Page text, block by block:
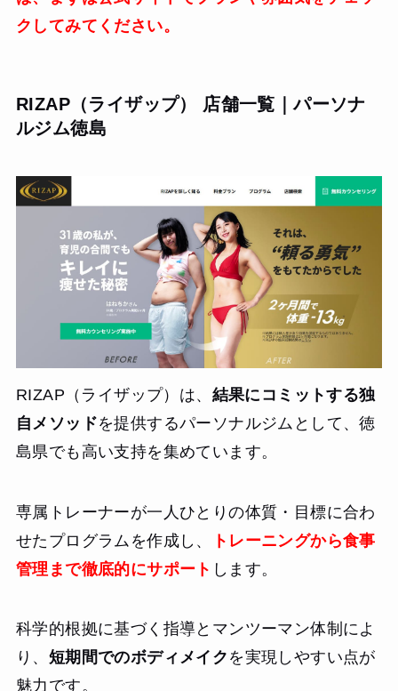
クしてみてください。
RIZAP（ライザップ） 店舗一覧｜パーソナ
ルジム徳島
RIZAP（ライザップ）は、 結果にコミットする独
自メソッドを提供するパーソナルジムとして、徳
島県でも高い支持を集めています。
専属トレーナーが一人ひとりの体質・目標に合わ
せたプログラムを作成し、
トレーニングから食事
管理まで徹底的にサポート します。
科学的根拠に基づく指導とマンツーマン体制によ
り、 短期間でのボディメイク を実現しやすい点が
魅力です。